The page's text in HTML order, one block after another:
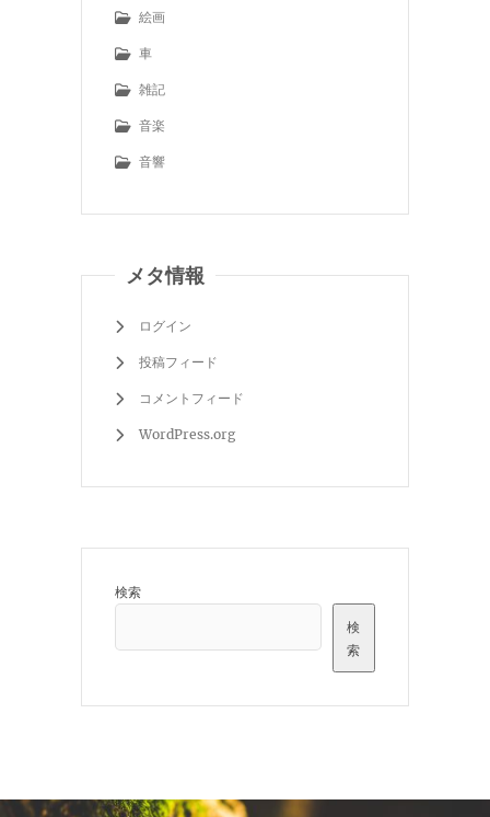
絵画
車
雑記
音楽
音響
メタ情報
ログイン
投稿フィード
コメントフィード
WordPress.org
検索
検
索